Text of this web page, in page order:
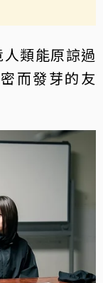
類能原諒過
而發芽的友